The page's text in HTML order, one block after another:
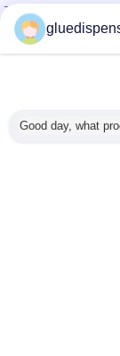
China Adhesive
Fournisseurs
Good day, what